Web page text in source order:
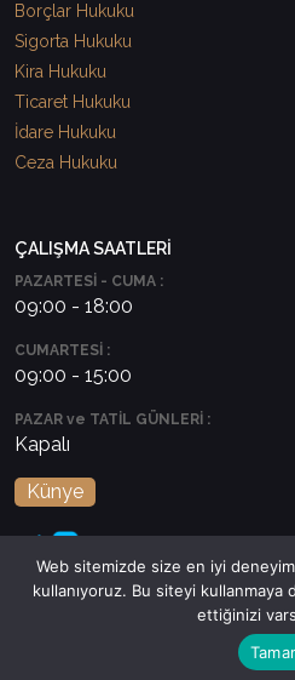
Borçlar Hukuku
Sigorta Hukuku
Kira Hukuku
Ticaret Hukuku
İdare Hukuku
Ceza Hukuku
ÇALIŞMA SAATLERİ
PAZARTESİ - CUMA :
09:00 - 18:00
CUMARTESİ :
09:00 - 15:00
PAZAR ve TATİL GÜNLERİ :
Kapalı
Künye
Web sitemizde size en iyi
kullanıyoruz. Bu siteyi
ettiğinizi